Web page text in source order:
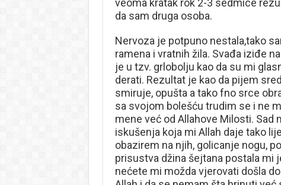
veoma kratak rok 2-3 sedmice
da sam druga osoba.
Nervoza je potpuno nestala,tako
ramena i vratnih žila. Svađa iziđe
je u tzv. grlobolju kao da su mi
derati. Rezultat je kao da pijem
smiruje, opušta a tako fno srce
sa svojom bolešću trudim se i ne
mene već od Allahove Milosti. Sad
iskušenja koja mi Allah daje tako
obazirem na njih, golicanje nogu,
prisustva džina šejtana postala mi
nećete mi možda vjerovati došla